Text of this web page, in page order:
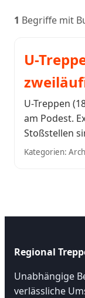
1 Begriffe mit
U-
U-Treppen
am Podest.
Stoßstellen
Kategorien:
Regional
Unabhängige
verlässliche